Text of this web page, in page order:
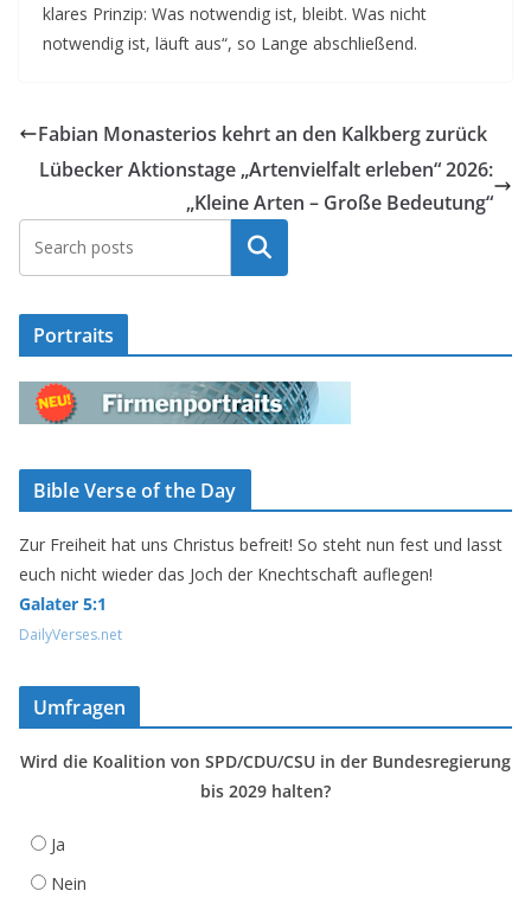
klares Prinzip: Was notwendig ist, bleibt. Was nicht
notwendig ist, läuft aus“, so Lange abschließend.
Fabian Monasterios kehrt an den Kalkberg zurück
Lübecker Aktionstage „Artenvielfalt erleben“ 2026:
„Kleine Arten – Große Bedeutung“
Suchen
Portraits
Bible Verse of the Day
Zur Freiheit hat uns Christus befreit! So steht nun fest und lasst
euch nicht wieder das Joch der Knechtschaft auflegen!
Galater 5:1
DailyVerses.net
Umfragen
Wird die Koalition von SPD/CDU/CSU in der Bundesregierung
bis 2029 halten?
Ja
Nein